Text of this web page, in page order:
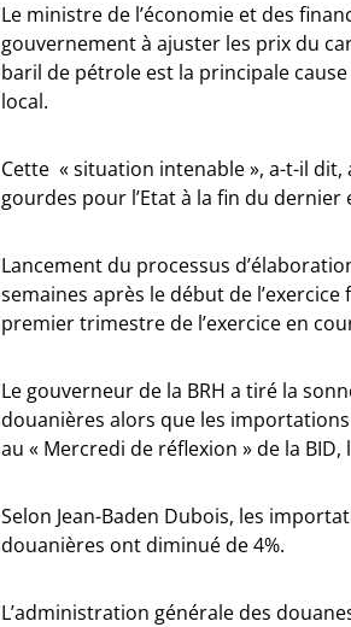
Le ministre de l’économie et des
gouvernement à ajuster les prix du
baril de pétrole est la principale
local.
Cette « situation intenable », a-t-il
gourdes pour l’Etat à la fin du dernier
Lancement du processus
semaines après le début de
premier trimestre de l’exercice en
Le gouverneur de la BRH a tiré la
douanières alors que les
au « Mercredi de réflexion » de la
Selon Jean-Baden Dubois, les
douanières ont diminué de 4%.
L’administration générale des